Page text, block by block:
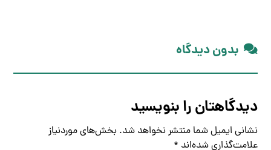
بدون دیدگاه
دیدگاهتان را بنویسید
نشانی ایمیل شما منتشر نخواهد شد. بخش‌های موردنیاز
علامت‌گذاری شده‌اند *